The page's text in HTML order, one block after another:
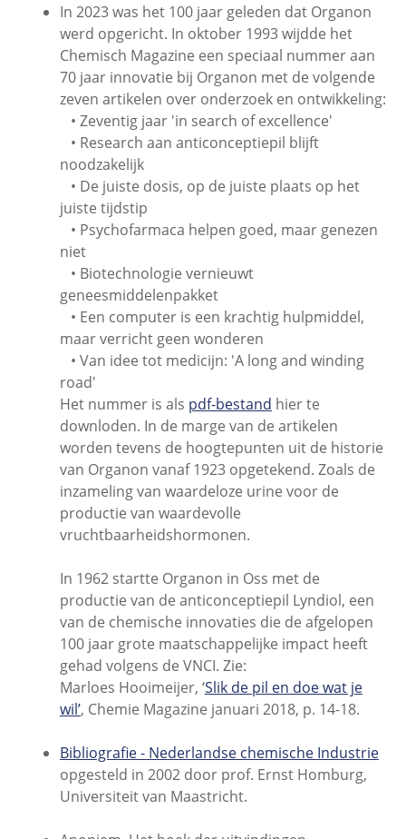
In 2023 was het 100 jaar geleden dat Organon
werd opgericht. In oktober 1993 wijdde het
Chemisch Magazine een speciaal nummer aan
70 jaar innovatie bij Organon met de volgende
zeven artikelen over onderzoek en ontwikkeling:
• Zeventig jaar 'in search of excellence'
• Research aan anticonceptiepil blijft
noodzakelijk
• De juiste dosis, op de juiste plaats op het
juiste tijdstip
• Psychofarmaca helpen goed, maar genezen
niet
• Biotechnologie vernieuwt
geneesmiddelenpakket
• Een computer is een krachtig hulpmiddel,
maar verricht geen wonderen
• Van idee tot medicijn: 'A long and winding
road'
Het nummer is als pdf-bestand hier te
downloden. In de marge van de artikelen
worden tevens de hoogtepunten uit de historie
van Organon vanaf 1923 opgetekend. Zoals de
inzameling van waardeloze urine voor de
productie van waardevolle
vruchtbaarheidshormonen.
In 1962 startte Organon in Oss met de
productie van de anticonceptiepil Lyndiol, een
van de chemische innovaties die de afgelopen
100 jaar grote maatschappelijke impact heeft
gehad volgens de VNCI. Zie:
Marloes Hooimeijer, ‘Slik de pil en doe wat je
wil’, Chemie Magazine januari 2018, p. 14-18.
Bibliografie - Nederlandse chemische Industrie
opgesteld in 2002 door prof. Ernst Homburg,
Universiteit van Maastricht.